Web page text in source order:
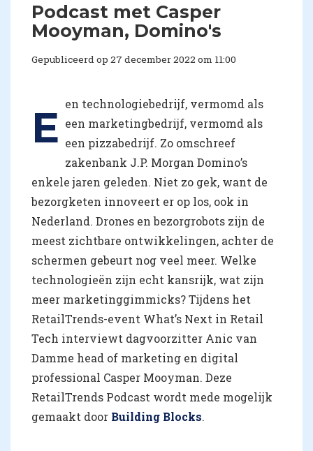
Podcast met Casper
Mooyman, Domino's
Gepubliceerd op 27 december 2022 om 11:00
E en technologiebedrijf, vermomd als
een marketingbedrijf, vermomd als
een pizzabedrijf. Zo omschreef
zakenbank J.P. Morgan Domino’s
enkele jaren geleden. Niet zo gek, want de
bezorgketen innoveert er op los, ook in
Nederland. Drones en bezorgrobots zijn de
meest zichtbare ontwikkelingen, achter de
schermen gebeurt nog veel meer. Welke
technologieën zijn echt kansrijk, wat zijn
meer marketinggimmicks? Tijdens het
RetailTrends-event What’s Next in Retail
Tech interviewt dagvoorzitter Anic van
Damme head of marketing en digital
professional Casper Mooyman. Deze
RetailTrends Podcast wordt mede mogelijk
gemaakt door Building Blocks.